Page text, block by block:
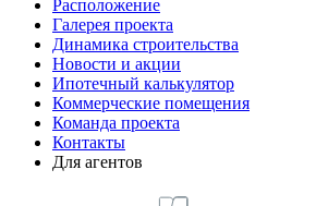
Расположение
Галерея проекта
Динамика строительства
Новости и акции
Ипотечный калькулятор
Коммерческие помещения
Команда проекта
Контакты
Для агентов